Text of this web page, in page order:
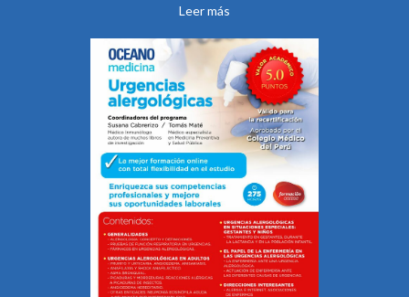
Leer más